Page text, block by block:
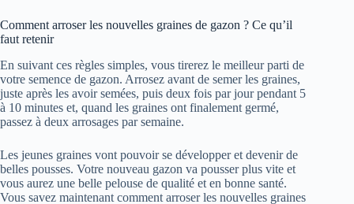
Comment arroser les nouvelles graines de gazon ? Ce qu’il
faut retenir
En suivant ces règles simples, vous tirerez le meilleur parti de
votre semence de gazon. Arrosez avant de semer les graines,
juste après les avoir semées, puis deux fois par jour pendant 5
à 10 minutes et, quand les graines ont finalement germé,
passez à deux arrosages par semaine.
Les jeunes graines vont pouvoir se développer et devenir de
belles pousses. Votre nouveau gazon va pousser plus vite et
vous aurez une belle pelouse de qualité et en bonne santé.
Vous savez maintenant comment arroser les nouvelles graines